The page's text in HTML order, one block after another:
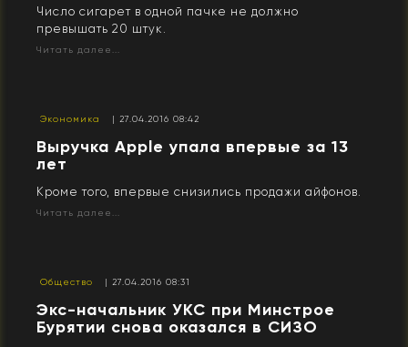
Число сигарет в одной пачке не должно
превышать 20 штук.
Читать далее...
Экономика | 27.04.2016 08:42
Выручка Apple упала впервые за 13
лет
Кроме того, впервые снизились продажи айфонов.
Читать далее...
Общество | 27.04.2016 08:31
Экс-начальник УКС при Минстрое
Бурятии снова оказался в СИЗО